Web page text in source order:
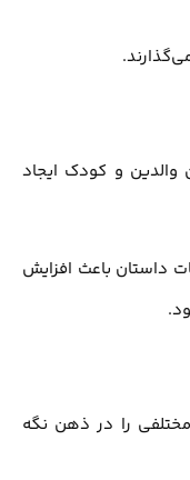
والدین و کودک ایجاد
داستان باعث افزایش
را در ذهن نگه